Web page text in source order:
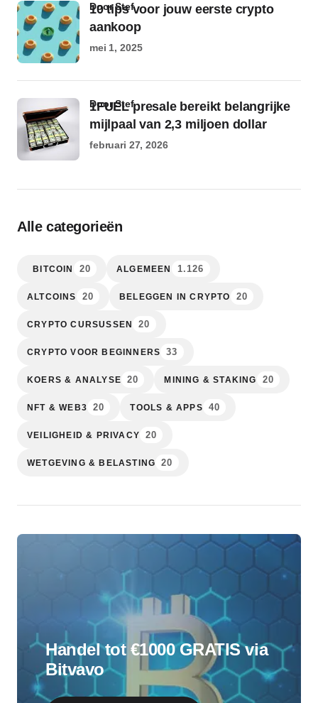
10 tips voor jouw eerste crypto
aankoop
door Stef
mei 1, 2025
1FUEL presale bereikt belangrijke
mijlpaal van 2,3 miljoen dollar
door Stef
februari 27, 2026
Alle categorieën
BITCOIN 20 ALGEMEEN 1.126
ALTCOINS 20 BELEGGEN IN CRYPTO 20
CRYPTO CURSUSSEN 20
CRYPTO VOOR BEGINNERS 33
KOERS & ANALYSE 20 MINING & STAKING 20
NFT & WEB3 20 TOOLS & APPS 40
VEILIGHEID & PRIVACY 20
WETGEVING & BELASTING 20
Handel tot €1000 GRATIS via
Bitvavo